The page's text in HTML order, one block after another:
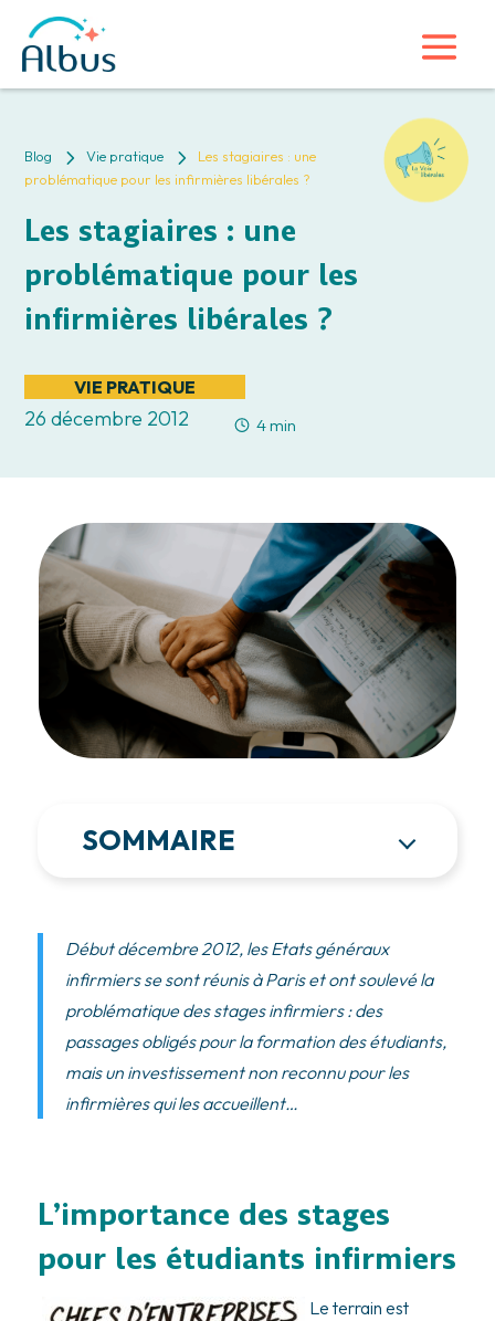
Blog 5 Vie pratique 5
Les stagiaires : une
problématique pour les infirmières libérales ?
Les stagiaires : une
problématique pour les
infirmières libérales ?
VIE PRATIQUE
26 décembre 2012 4 min
SOMMAIRE
Début décembre 2012, les Etats généraux
infirmiers se sont réunis à Paris et ont soulevé la
problématique des stages infirmiers : des
passages obligés pour la formation des étudiants,
mais un investissement non reconnu pour les
infirmières qui les accueillent…
L’importance des stages
pour les étudiants infirmiers
Le terrain est